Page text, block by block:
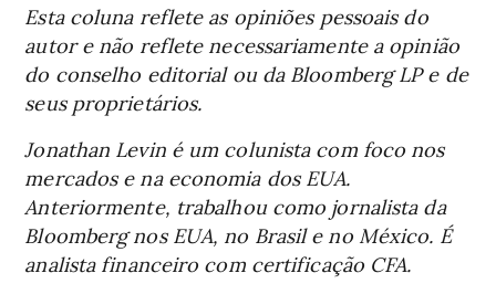
Esta coluna reflete as opiniões pessoais do
autor e não reflete necessariamente a opinião
do conselho editorial ou da Bloomberg LP e de
seus proprietários.
Jonathan Levin é um colunista com foco nos
mercados e na economia dos EUA.
Anteriormente, trabalhou como jornalista da
Bloomberg nos EUA, no Brasil e no México. É
analista financeiro com certificação CFA.